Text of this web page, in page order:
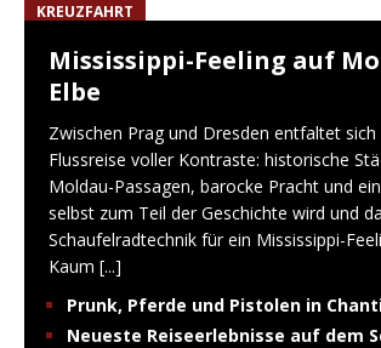
KREUZFAHRT
Mississippi-Feeling auf
Elbe
Zwischen Prag und Dresden entfaltet sich
Flussreise voller Kontraste: historische
Moldau-Passagen, barocke Pracht und
selbst zum Teil der Geschichte wird und
Schaufelradtechnik für ein Mississippi-
Kaum [...]
Prunk, Pferde und Pistolen in
Neueste Reiseerlebnisse auf dem